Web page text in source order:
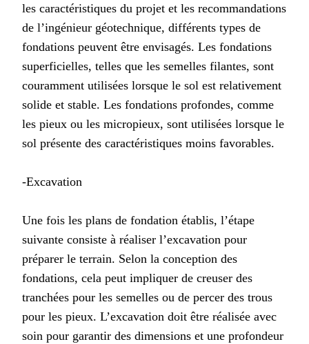
les caractéristiques du projet et les recommandations
de l’ingénieur géotechnique, différents types de
fondations peuvent être envisagés. Les fondations
superficielles, telles que les semelles filantes, sont
couramment utilisées lorsque le sol est relativement
solide et stable. Les fondations profondes, comme
les pieux ou les micropieux, sont utilisées lorsque le
sol présente des caractéristiques moins favorables.
-Excavation
Une fois les plans de fondation établis, l’étape
suivante consiste à réaliser l’excavation pour
préparer le terrain. Selon la conception des
fondations, cela peut impliquer de creuser des
tranchées pour les semelles ou de percer des trous
pour les pieux. L’excavation doit être réalisée avec
soin pour garantir des dimensions et une profondeur